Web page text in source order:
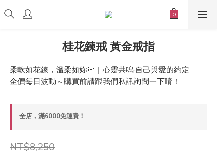
桂花鍊戒 黃金戒指
柔軟如花鍊，溫柔如妳🌸｜心靈共鳴·自己與愛的約定
金價每日波動～購買前請跟我們私訊詢問一下唷！
全店，滿6000免運費！
NT$8,250